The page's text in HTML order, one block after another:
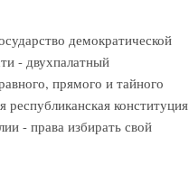
демократической
- двухпалатный
прямого и тайного
конституция
- права избирать свой